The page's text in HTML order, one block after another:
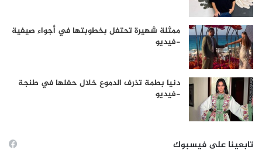
ممثلة شهيرة تحتفل بخطوبتها في أجواء صيفية
-فيديو
دنيا بطمة تذرف الدموع خلال حفلها في طنجة
-فيديو
تابعينا على فيسبوك